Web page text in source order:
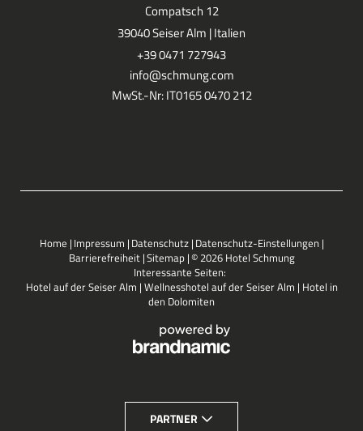
Compatsch 12
39040 Seiser Alm | Italien
+39 0471 727943
info@schmung.com
MwSt.-Nr: IT0165 0470 212
Home | Impressum | Datenschutz | Datenschutz-Einstellungen |
Barrierefreiheit |Sitemap |© 2026 Hotel Schmung
Interessante Seiten:
Hotel auf der Seiser Alm | Wellnesshotel auf der Seiser Alm | Hotel in
den Dolomiten
PARTNER